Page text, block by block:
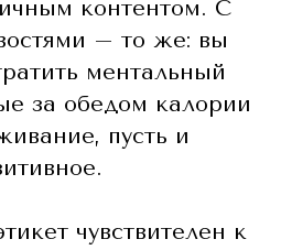
контентом. С
– то же: вы
ментальный
за обедом калории
пусть и
чувствителен к